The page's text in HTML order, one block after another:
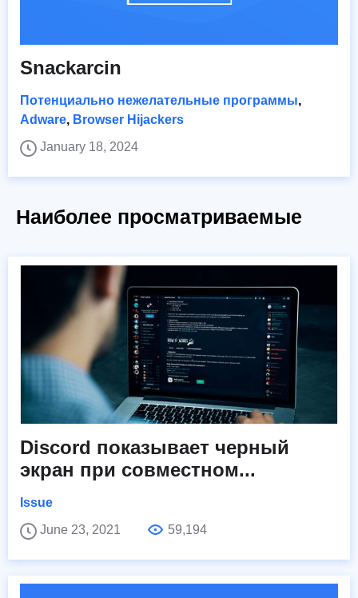
Snackarcin
Потенциально нежелательные программы,
Adware, Browser Hijackers
January 18, 2024
Наиболее просматриваемые
Discord показывает черный
экран при совместном...
Issue
June 23, 2021
59,194